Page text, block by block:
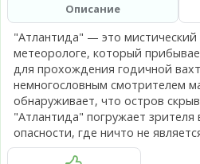
Описание
"Атлантида" — это
метеорологе, который
для прохождения годичной
немногословным смотрителем
обнаруживает, что остров
"Атлантида" погружает
опасности, где ничто не